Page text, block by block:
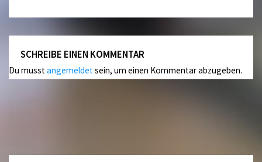
SCHREIBE EINEN KOMMENTAR
Du musstangemeldet sein, um einen Kommentar abzugeben.